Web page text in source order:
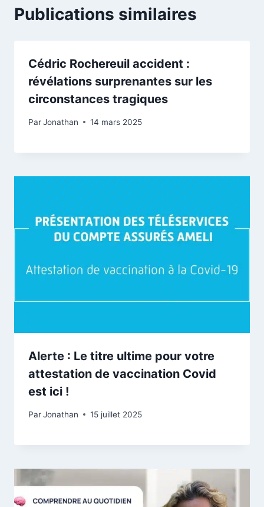
Publications similaires
Cédric Rochereuil accident :
révélations surprenantes sur les
circonstances tragiques
ParJonathan 14 mars 2025
Alerte : Le titre ultime pour votre
attestation de vaccination Covid
est ici !
ParJonathan 15 juillet 2025